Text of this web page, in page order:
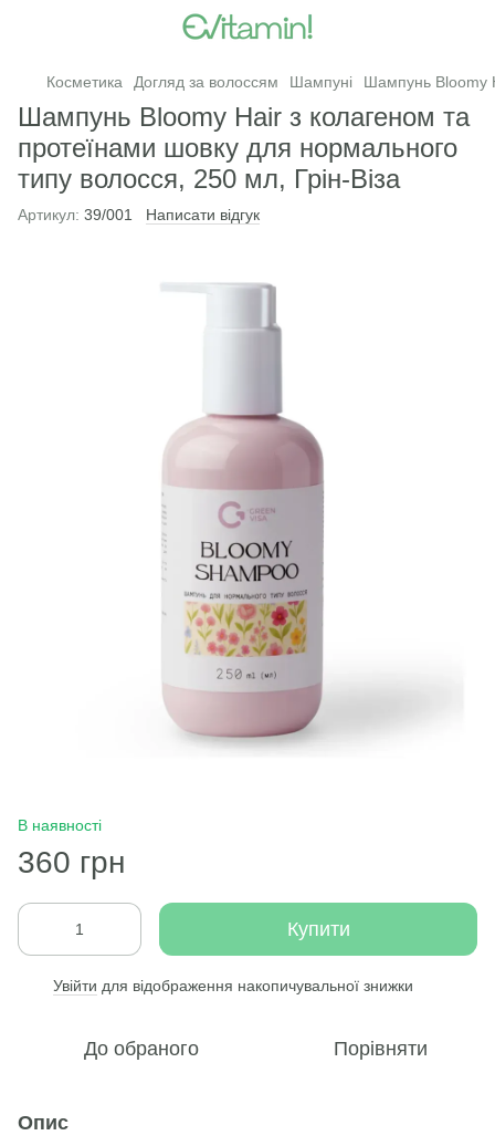
Косметика Догляд за волоссям Шампуні Шампунь Bloomy
Шампунь Bloomy Hair з колагеном та
протеїнами шовку для нормального
типу волосся, 250 мл, Грін-Віза
Артикул: 39/001 Написати відгук
В наявності
360 грн
Купити
Увійти для відображення накопичувальної знижки
До обраного Порівняти
Опис